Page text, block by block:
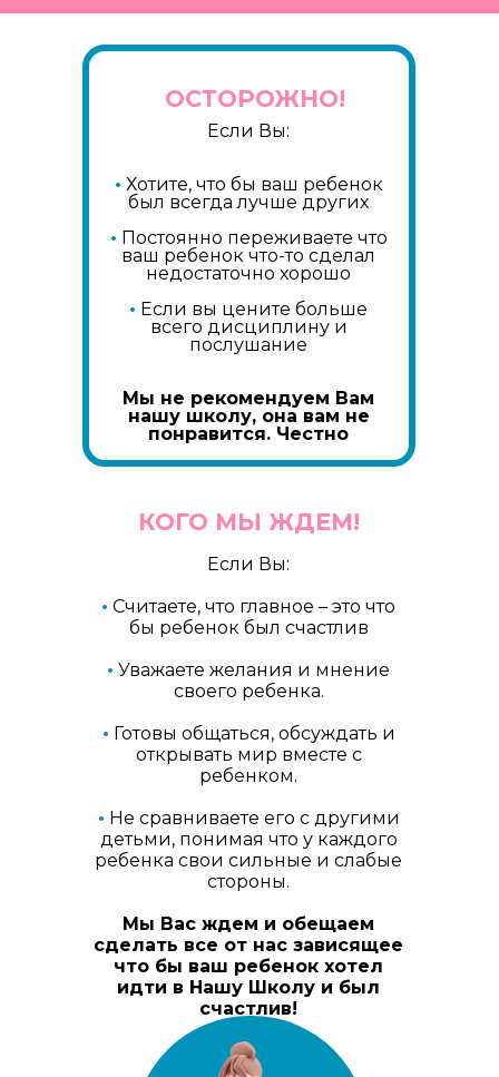
ОСТОРОЖНО!
Если Вы:
• Хотите, что бы ваш ребенок
был всегда лучше других
• Постоянно переживаете что
ваш ребенок что-то сделал
недостаточно хорошо
• Если вы цените больше
всего дисциплину и
послушание
Мы не рекомендуем Вам
нашу школу, она вам не
понравится. Честно
КОГО МЫ ЖДЕМ!
Если Вы:
• Считаете, что главное – это что
бы ребенок был счастлив
• Уважаете желания и мнение
своего ребенка.
• Готовы общаться, обсуждать и
открывать мир вместе с
ребенком.
• Не сравниваете его с другими
детьми, понимая что у каждого
ребенка свои сильные и слабые
стороны.
Мы Вас ждем и обещаем
сделать все от нас зависящее
что бы ваш ребенок хотел
идти в Нашу Школу и был
счастлив!